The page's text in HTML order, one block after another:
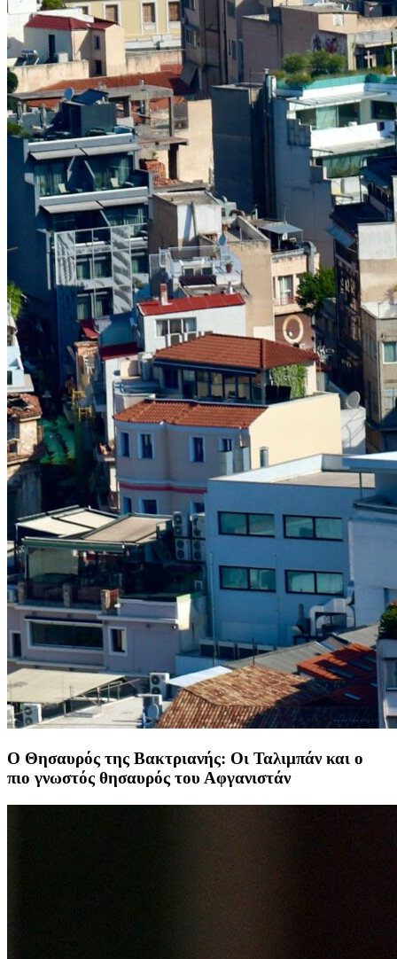
Ο Θησαυρός της Βακτριανής: Οι Ταλιμπάν και ο
πιο γνωστός θησαυρός του Αφγανιστάν